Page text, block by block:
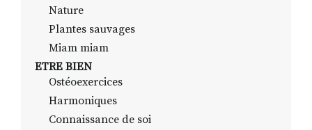
Nature
Plantes sauvages
Miam miam
ETRE BIEN
Ostéoexercices
Harmoniques
Connaissance de soi